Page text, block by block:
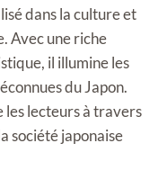
dans la culture et
Avec une riche
il illumine les
du Japon.
les lecteurs à travers
société japonaise